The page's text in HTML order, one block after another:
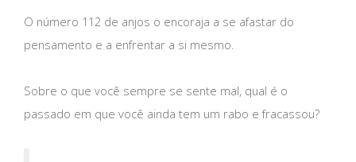
O número 112 de anjos o encoraja a se afastar do
pensamento e a enfrentar a si mesmo.
Sobre o que você sempre se sente mal, qual é o
passado em que você ainda tem um rabo e fracassou?